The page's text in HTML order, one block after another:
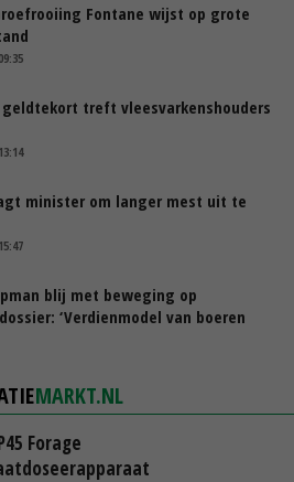
Fontane wijst op grote
treft vleesvarkenshouders
minister om langer mest uit te
blij met beweging op
‘Verdienmodel van boeren
MARKT.NL
Forage